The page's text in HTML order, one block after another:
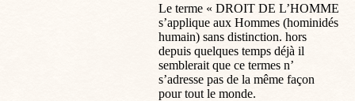
Le terme « DROIT DE L’HOMME
s’applique aux Hommes (hominidés
humain) sans distinction. hors
depuis quelques temps déjà il
semblerait que ce termes n’
s’adresse pas de la même façon
pour tout le monde.